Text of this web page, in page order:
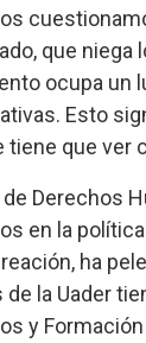
que niega
ocupa un
Esto
tiene que ver
Derechos
en la
ha
la Uader
y